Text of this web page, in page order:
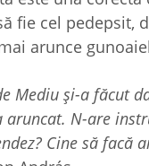
fie cel pedepsit,
arunce
Mediu și-a făcut
N-are
Cine să